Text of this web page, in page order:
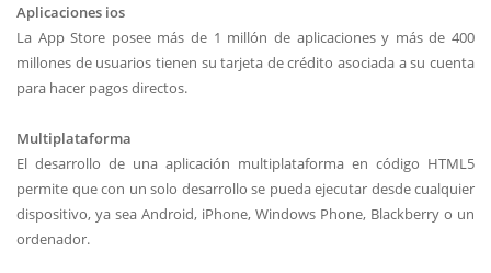
Aplicaciones ios
La App Store posee más de 1 millón de aplicaciones y más de 400
millones de usuarios tienen su tarjeta de crédito asociada a su cuenta
para hacer pagos directos.
Multiplataforma
El desarrollo de una aplicación multiplataforma en código HTML5
permite que con un solo desarrollo se pueda ejecutar desde cualquier
dispositivo, ya sea Android, iPhone, Windows Phone, Blackberry o un
ordenador.